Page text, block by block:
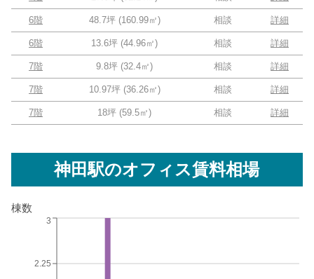
6階 48.7坪 (160.99㎡) 相談 詳細
6階 13.6坪 (44.96㎡) 相談 詳細
7階 9.8坪 (32.4㎡) 相談 詳細
7階 10.97坪 (36.26㎡) 相談 詳細
7階 18坪 (59.5㎡) 相談 詳細
神田駅のオフィス賃料相場
棟数
2.25
3